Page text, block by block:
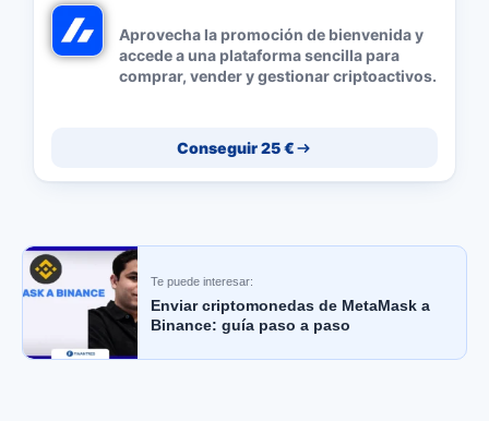
Aprovecha la promoción de bienvenida y
accede a una plataforma sencilla para
comprar, vender y gestionar criptoactivos.
Conseguir 25 €
Te puede interesar:
Enviar criptomonedas de MetaMask a
Binance: guía paso a paso